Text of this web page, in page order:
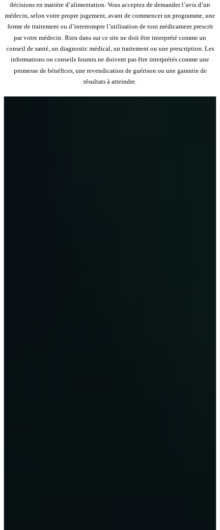
décisions en matière d’alimentation. Vous acceptez de demander l’avis d’un
médecin, selon votre propre jugement, avant de commencer un programme, une
forme de traitement ou d’interrompre l’utilisation de tout médicament prescrit
par votre médecin. Rien dans sur ce site ne doit être interprété comme un
conseil de santé, un diagnostic médical, un traitement ou une prescription. Les
informations ou conseils fournis ne doivent pas être interprétés comme une
promesse de bénéfices, une revendication de guérison ou une garantie de
résultats à atteindre.